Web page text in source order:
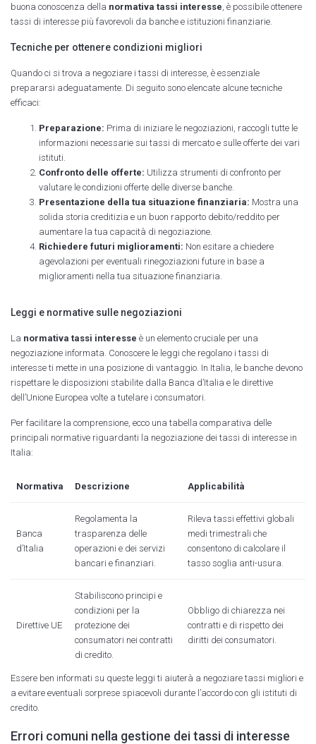
buona conoscenza della normativa tassi interesse , è possibile ottenere
tassi di interesse più favorevoli da banche e istituzioni finanziarie.
Tecniche per ottenere condizioni migliori
Quando ci si trova a negoziare i tassi di interesse, è essenziale
prepararsi adeguatamente. Di seguito sono elencate alcune tecniche
efficaci:
Preparazione: Prima di iniziare le negoziazioni, raccogli tutte le
informazioni necessarie sui tassi di mercato e sulle offerte dei vari
istituti.
Confronto delle offerte: Utilizza strumenti di confronto per
valutare le condizioni offerte delle diverse banche.
Presentazione della tua situazione finanziaria: Mostra una
solida storia creditizia e un buon rapporto debito/reddito per
aumentare la tua capacità di negoziazione.
Richiedere futuri miglioramenti: Non esitare a chiedere
agevolazioni per eventuali rinegoziazioni future in base a
miglioramenti nella tua situazione finanziaria.
Leggi e normative sulle negoziazioni
La normativa tassi interesse è un elemento cruciale per una
negoziazione informata. Conoscere le leggi che regolano i tassi di
interesse ti mette in una posizione di vantaggio. In Italia, le banche devono
rispettare le disposizioni stabilite dalla Banca d’Italia e le direttive
dell’Unione Europea volte a tutelare i consumatori.
Per facilitare la comprensione, ecco una tabella comparativa delle
principali normative riguardanti la negoziazione dei tassi di interesse in
Italia:
Normativa Descrizione Applicabilità
Banca
d’Italia
Regolamenta la
trasparenza delle
operazioni e dei servizi
bancari e finanziari.
Rileva tassi effettivi globali
medi trimestrali che
consentono di calcolare il
tasso soglia anti-usura.
Direttive UE
Stabiliscono principi e
condizioni per la
protezione dei
consumatori nei contratti
di credito.
Obbligo di chiarezza nei
contratti e di rispetto dei
diritti dei consumatori.
Essere ben informati su queste leggi ti aiuterà a negoziare tassi migliori e
a evitare eventuali sorprese spiacevoli durante l’accordo con gli istituti di
credito.
Errori comuni nella gestione dei tassi di interesse